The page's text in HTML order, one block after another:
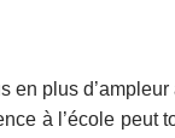
plus
à l’école peut